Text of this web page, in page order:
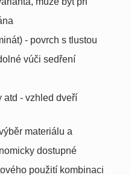
- povrch s tlustou
vúči sedření
atd - vzhled dveří
materiálu a
dostupné
použití kombinaci